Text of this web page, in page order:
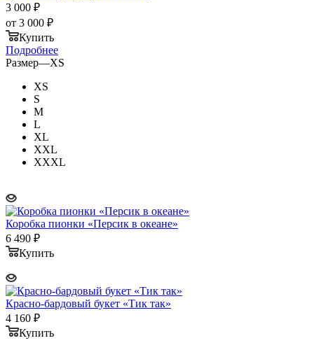
3 000 ₽
от 3 000 ₽
Купить
Подробнее
Размер—XS
XS
S
M
L
XL
XXL
XXXL
Коробка пионки «Персик в океане»
6 490 ₽
Купить
Красно-бардовый букет «Тик так»
4 160 ₽
Купить